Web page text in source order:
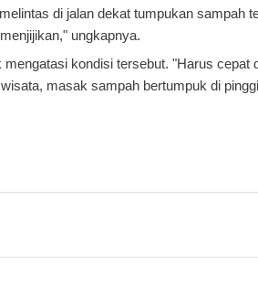
di jalan dekat tumpukan sampah
ungkapnya.
kondisi tersebut. "Harus cepat
masak sampah bertumpuk di